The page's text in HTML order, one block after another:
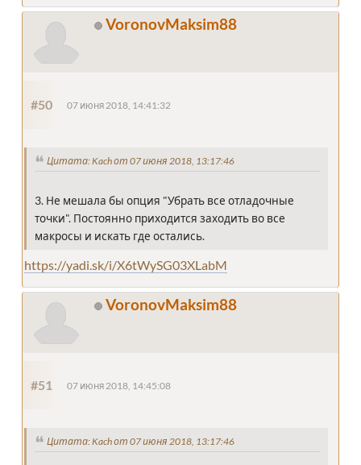
VoronovMaksim88
#50 07 июня 2018, 14:41:32
Цитата: Kach от 07 июня 2018, 13:17:46
3. Не мешала бы опция "Убрать все отладочные
точки". Постоянно приходится заходить во все
макросы и искать где остались.
https://yadi.sk/i/X6tWySG03XLabM
VoronovMaksim88
#51 07 июня 2018, 14:45:08
Цитата: Kach от 07 июня 2018, 13:17:46